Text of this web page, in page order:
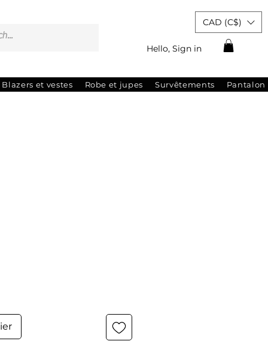
Hello, Sign in
CAD (C$)
Blazers et vestes Robe et jupes Survêtements